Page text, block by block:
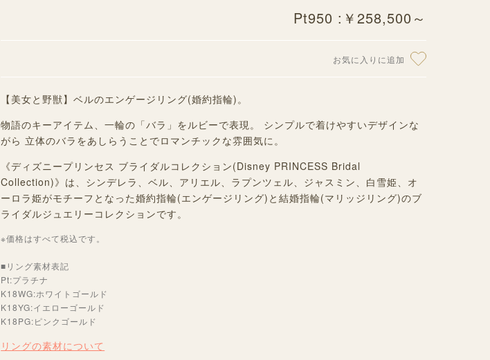
Pt950 :￥258,500～
お気に入りに追加
【美女と野獣】ベルのエンゲージリング(婚約指輪)。
物語のキーアイテム、一輪の「バラ」をルビーで表現。 シンプルで着けやすいデザインな
がら 立体のバラをあしらうことでロマンチックな雰囲気に。
《ディズニープリンセス ブライダルコレクション(Disney PRINCESS Bridal
Collection)》 は、シンデレラ、ベル、アリエル、ラプンツェル、ジャスミン、白雪姫、オ
ーロラ姫がモチーフとなった婚約指輪(エンゲージリング)と結婚指輪(マリッジリング)のブ
ライダルジュエリーコレクションです。
※価格はすべて税込です。
■リング素材表記
Pt:プラチナ
K18WG:ホワイトゴールド
K18YG:イエローゴールド
K18PG:ピンクゴールド
リングの素材について